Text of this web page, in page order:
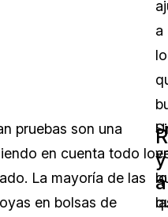
a
lo
pruebas son una
en cuenta todo lo
La mayoría de las
en bolsas de
y
lo